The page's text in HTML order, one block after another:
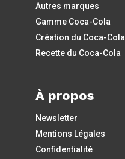
Autres marques
Gamme Coca-Cola
Création du Coca-Cola
Recette du Coca-Cola
À propos
Newsletter
Mentions Légales
Confidentialité